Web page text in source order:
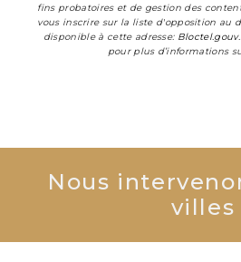
fins probatoires et de gestion des
vous inscrire sur la liste d'opposition au
disponible à cette adresse:
pour plus d’informations
Nous
villes